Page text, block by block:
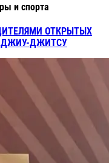
и спорта
ОТКРЫТЫХ
ДЖИУ-ДЖИТСУ